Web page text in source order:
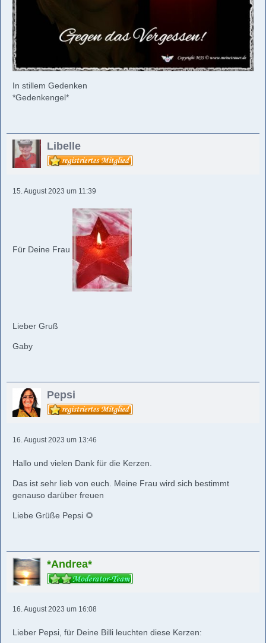
In stillem Gedenken
*Gedenkengel*
Libelle
15. August 2023 um 11:39
Für Deine Frau
Lieber Gruß
Gaby
Pepsi
16. August 2023 um 13:46
Hallo und vielen Dank für die Kerzen.
Das ist sehr lieb von euch. Meine Frau wird sich bestimmt
genauso darüber freuen
Liebe Grüße Pepsi 🌻
*Andrea*
16. August 2023 um 16:08
Lieber Pepsi, für Deine Billi leuchten diese Kerzen: